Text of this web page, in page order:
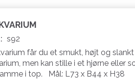
s92
får du et smukt, højt og
men kan stille i et hjørne eller
i top. Mål: L73 x B44 x H38